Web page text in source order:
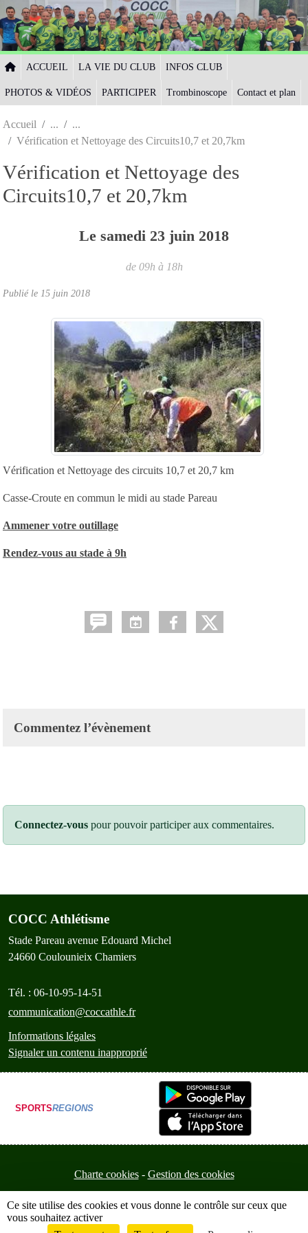
ACCUEIL LA VIE DU CLUB INFOS CLUB
PHOTOS & VIDÉOS PARTICIPER Trombinoscope Contact et plan
Accueil
Vérification et Nettoyage des Circuits10,7 et 20,7km
Vérification et Nettoyage des
Circuits10,7 et 20,7km
Le samedi 23 juin 2018
de 09h à 18h
Publié le 15 juin 2018
Vérification et Nettoyage des circuits 10,7 et 20,7 km
Casse-Croute en commun le midi au stade Pareau
Ammener votre outillage
Rendez-vous au stade à 9h
Commentez l’évènement
Connectez-vous pour pouvoir participer aux commentaires.
COCC Athlétisme
Stade Pareau avenue Edouard Michel
24660 Coulounieix Chamiers
Tél. : 06-10-95-14-51
communication@coccathle.fr
Informations légales
Signaler un contenu inapproprié
SPORTSREGIONS
Charte cookies Gestion des cookies
Panneau de gestion des cookies
Ce site utilise des cookies et vous donne le contrôle sur ceux que
vous souhaitez activer